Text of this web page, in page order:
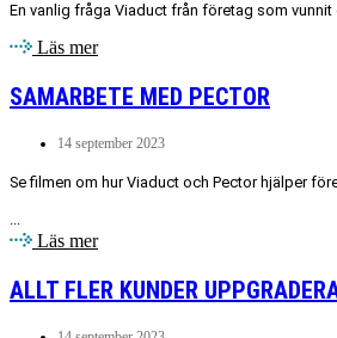
En vanlig fråga Viaduct från företag som
Läs mer
SAMARBETE MED PECTOR
14 september 2023
Se filmen om hur Viaduct och Pector hjälper
...
Läs mer
ALLT FLER KUNDER